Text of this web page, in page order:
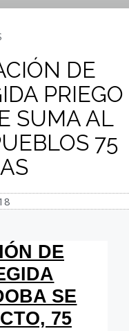
DE
PRIEGO
SUMA AL
75
DE
SE
75